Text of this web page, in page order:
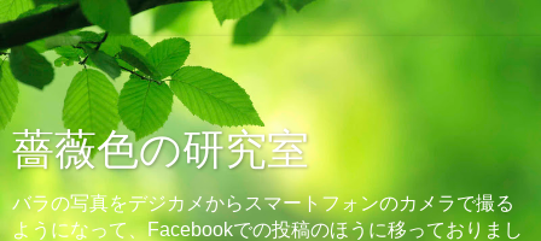
薔薇色の研究室
バラの写真をデジカメからスマートフォンのカメラで撮る
ようになって、Facebookでの投稿のほうに移っておりまし